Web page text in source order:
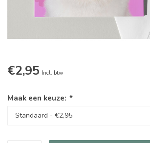
€2,95 Incl. btw
Maak een keuze: *